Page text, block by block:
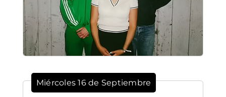
Miércoles 16 de Septiembre